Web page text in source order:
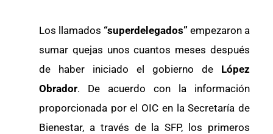
Los llamados “superdelegados” empezaron a
sumar quejas unos cuantos meses después
de haber iniciado el gobierno de López
Obrador. De acuerdo con la información
proporcionada por el OIC en la Secretaría de
Bienestar, a través de la SFP, los primeros